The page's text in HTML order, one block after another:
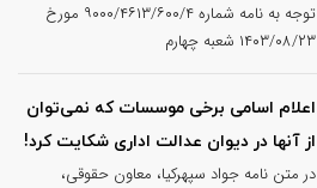
توجه به نامه شماره ۹۰۰۰/۴۶۱۳/۶۰۰/۴ مورخ
۱۴۰۳/۰۸/۲۳ شعبه چهارم
اعلام اسامی برخی موسسات که نمی‌توان
از آنها در دیوان عدالت اداری شکایت کرد!
در متن نامه جواد سپهرکیا، معاون حقوقی،